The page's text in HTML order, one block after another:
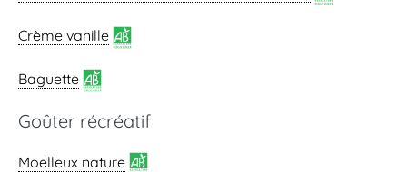
Crème vanille
Baguette
Goûter récréatif
Moelleux nature